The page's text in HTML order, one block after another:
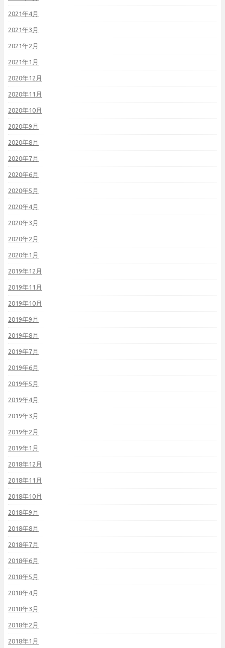
2021年4月
2021年3月
2021年2月
2021年1月
2020年12月
2020年11月
2020年10月
2020年9月
2020年8月
2020年7月
2020年6月
2020年5月
2020年4月
2020年3月
2020年2月
2020年1月
2019年12月
2019年11月
2019年10月
2019年9月
2019年8月
2019年7月
2019年6月
2019年5月
2019年4月
2019年3月
2019年2月
2019年1月
2018年12月
2018年11月
2018年10月
2018年9月
2018年8月
2018年7月
2018年6月
2018年5月
2018年4月
2018年3月
2018年2月
2018年1月